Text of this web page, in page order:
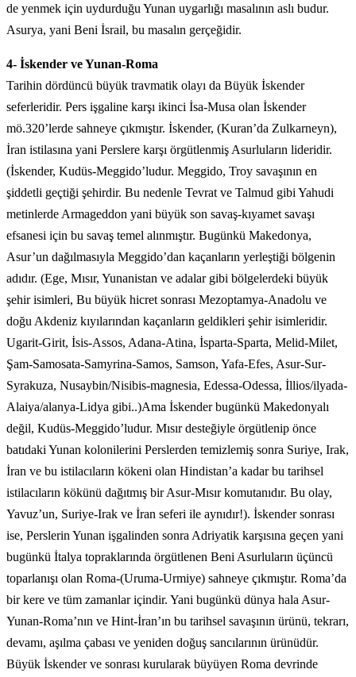
de yenmek için uydurduğu Yunan uygarlığı masalının aslı budur.
Asurya, yani Beni İsrail, bu masalın gerçeğidir.
4- İskender ve Yunan-Roma
Tarihin dördüncü büyük travmatik olayı da Büyük İskender
seferleridir. Pers işgaline karşı ikinci İsa-Musa olan İskender
mö.320’lerde sahneye çıkmıştır. İskender, (Kuran’da Zulkarneyn),
İran istilasına yani Perslere karşı örgütlenmiş Asurluların lideridir.
(İskender, Kudüs-Meggido’ludur. Meggido, Troy savaşının en
şiddetli geçtiği şehirdir. Bu nedenle Tevrat ve Talmud gibi Yahudi
metinlerde Armageddon yani büyük son savaş-kıyamet savaşı
efsanesi için bu savaş temel alınmıştır. Bugünkü Makedonya,
Asur’un dağılmasıyla Meggido’dan kaçanların yerleştiği bölgenin
adıdır. (Ege, Mısır, Yunanistan ve adalar gibi bölgelerdeki büyük
şehir isimleri, Bu büyük hicret sonrası Mezoptamya-Anadolu ve
doğu Akdeniz kıyılarından kaçanların geldikleri şehir isimleridir.
Ugarit-Girit, İsis-Assos, Adana-Atina, İsparta-Sparta, Melid-Milet,
Şam-Samosata-Samyrina-Samos, Samson, Yafa-Efes, Asur-Sur-
Syrakuza, Nusaybin/Nisibis-magnesia, Edessa-Odessa, İllios/ilyada-
Alaiya/alanya-Lidya gibi..)Ama İskender bugünkü Makedonyalı
değil, Kudüs-Meggido’ludur. Mısır desteğiyle örgütlenip önce
batıdaki Yunan kolonilerini Perslerden temizlemiş sonra Suriye, Irak,
İran ve bu istilacıların kökeni olan Hindistan’a kadar bu tarihsel
istilacıların kökünü dağıtmış bir Asur-Mısır komutanıdır. Bu olay,
Yavuz’un, Suriye-Irak ve İran seferi ile aynıdır!). İskender sonrası
ise, Perslerin Yunan işgalinden sonra Adriyatik karşısına geçen yani
bugünkü İtalya topraklarında örgütlenen Beni Asurluların üçüncü
toparlanışı olan Roma-(Uruma-Urmiye) sahneye çıkmıştır. Roma’da
bir kere ve tüm zamanlar içindir. Yani bugünkü dünya hala Asur-
Yunan-Roma’nın ve Hint-İran’ın bu tarihsel savaşının ürünü, tekrarı,
devamı, aşılma çabası ve yeniden doğuş sancılarının ürünüdür.
Büyük İskender ve sonrası kurularak büyüyen Roma devrinde